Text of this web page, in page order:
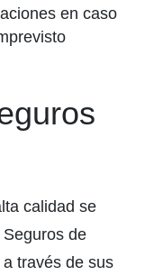
en caso
calidad se
de
través de sus